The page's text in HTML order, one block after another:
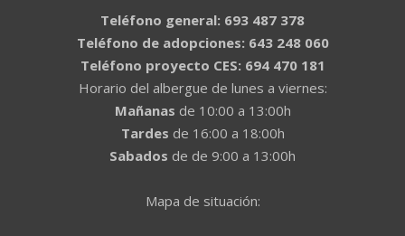
Teléfono general: 693 487 378
Teléfono de adopciones: 643 248 060
Teléfono proyecto CES: 694 470 181
Horario del albergue de lunes a viernes:
Mañanas de 10:00 a 13:00h
Tardes de 16:00 a 18:00h
Sabados de de 9:00 a 13:00h
Mapa de situación: